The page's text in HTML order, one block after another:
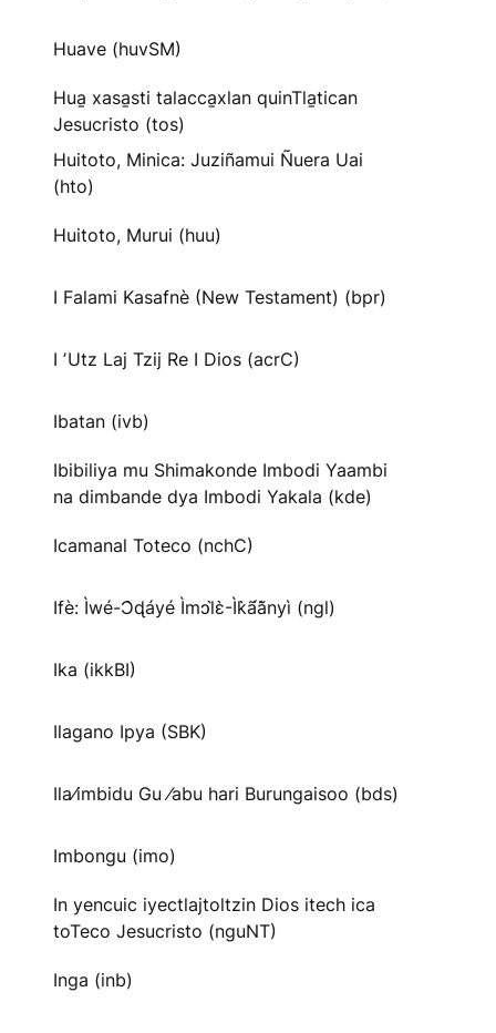
Huave (huvSM)
Hua̱ xasa̱sti talacca̱xlan quinTla̱tican
Jesucristo (tos)
Huitoto, Minica: Juziñamui Ñuera Uai
(hto)
Huitoto, Murui (huu)
I Falami Kasafnè (New Testament) (bpr)
I ʼUtz Laj Tzij Re I Dios (acrC)
Ibatan (ivb)
Ibibiliya mu Shimakonde Imbodi Yaambi
na dimbande dya Imbodi Yakala (kde)
Icamanal Toteco (nchC)
Ifè: Ìwé-Ɔ̀ɖáyé Ìmↄl̀ɛ̀-Ìk̀ã́ã̀nyì (ngl)
Ika (ikkBI)
Ilagano Ipya (SBK)
Ila⁄imbidu Gu ⁄abu hari Burungaisoo (bds)
Imbongu (imo)
In yencuic iyectlajtoltzin Dios itech ica
toTeco Jesucristo (nguNT)
Inga (inb)